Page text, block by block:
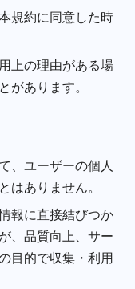
規約に同意した時
上の理由がある場
があります。
、ユーザーの個人
はありません。
報に直接結びつか
、品質向上、サー
目的で収集・利用